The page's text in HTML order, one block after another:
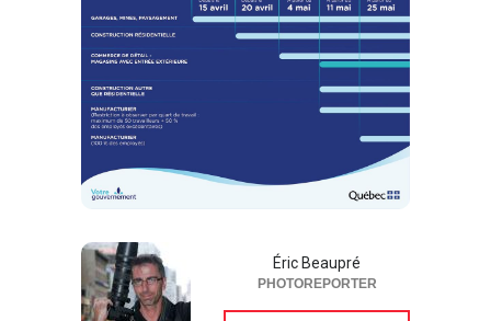
Éric Beaupré
PHOTOREPORTER